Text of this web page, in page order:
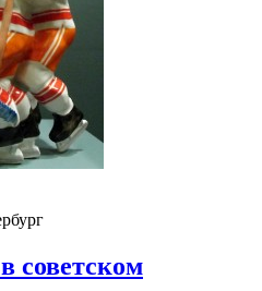
советском